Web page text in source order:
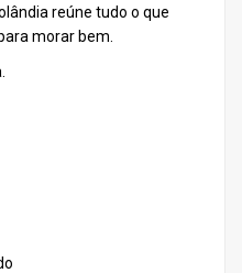
reúne tudo o que
morar bem.